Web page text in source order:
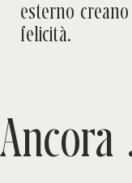
esterno
felicità.
Ancora